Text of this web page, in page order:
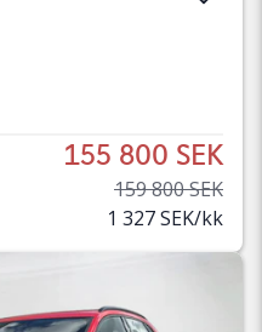
155 800 SEK
159 800 SEK
1 327 SEK/kk